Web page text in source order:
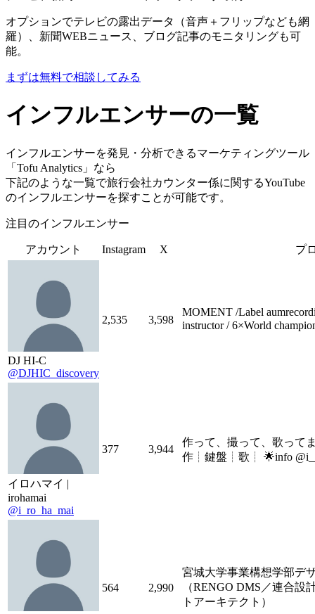
オプションでテレビの露出データ（音声＋フリップなども網
羅）、新聞WEBニュース、ブログ記事のモニタリングも可
能。
まずは無料で相談してみる
インフルエンサーの一覧
インフルエンサーを発見・分析できるマーケティングツール
「Tofu Analytics」なら
下記のような一覧で旅行会社カウンター係に関するYouTube
のインフルエンサーを探すことが可能です。
注目のインフルエンサー
アカウント Instagram X プ
DJ HI-C
@DJHIC_discovery
2,535 3,598
MOMENT /Label
instructor / 6×World
イロハマイ |
irohamai
@i_ro_ha_mai
377 3,944
作って、撮って、歌って
作┊鍵盤┊歌┊ 🌟info
564 2,990
宮城大学事業構想学部デ
（RENGO DMS／連合設
トアーキテクト）